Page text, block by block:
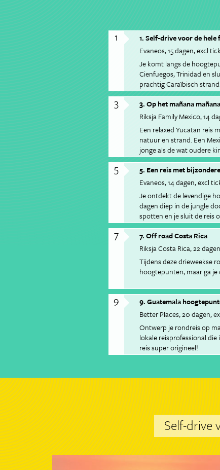
1
1. Self-drive voor de hele
Evaneos 15 dagen excl
Je komt langs de
Cienfuegos, Trinidad en
prachtig Caraïbisch strand.
3
3. Op het mañana
Riksja Family Mexico 14
Een relaxed Yucatan reis
natuur en strand. Een
jonge als de wat oudere
je reist op een rustig
5
5. Een reis met
Evaneos 14 dagen excl
Je ontdekt de levendige
dagen diep in de jungle
spotten en je sluit de reis
stranden.
7
7. Off road Costa Rica
Riksja Costa Rica 22 dagen
Tijdens deze drieweekse
hoogtepunten, maar ga
9
9. Guatemala
Better Places 20 dagen
Ontwerp je rondreis op
lokale reisprofessional
reis super origineel!
Self-drive